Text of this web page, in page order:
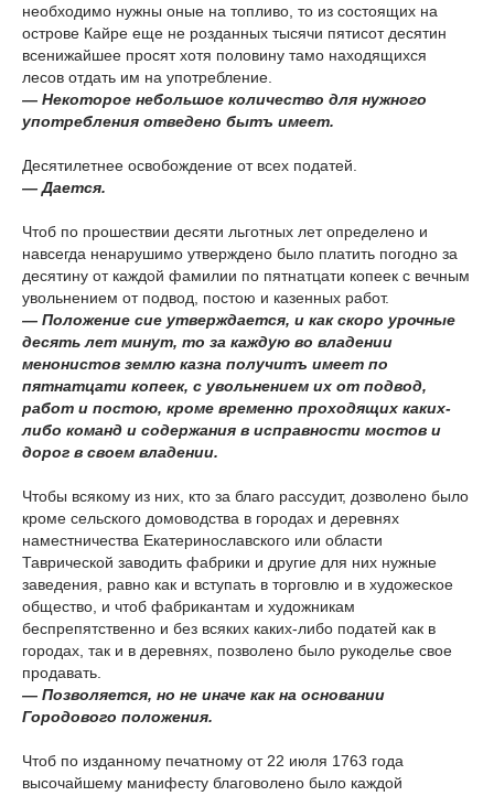
необходимо нужны оные на топливо, то из состоящих на
острове Кайре еще не розданных тысячи пятисот десятин
всенижайшее просят хотя половину тамо находящихся
лесов отдать им на употребление.
— Некоторое небольшое количество для нужного
употребления отведено бытъ имеет.
Десятилетнее освобождение от всех податей.
— Дается.
Чтоб по прошествии десяти льготных лет определено и
навсегда ненарушимо утверждено было платить погодно за
десятину от каждой фамилии по пятнатцати копеек с вечным
увольнением от подвод, постою и казенных работ.
— Положение сие утверждается, и как скоро урочные
десять лет минут, то за каждую во владении
менонистов землю казна получитъ имеет по
пятнатцати копеек, с увольнением их от подвод,
работ и постою, кроме временно проходящих каких-
либо команд и содержания в исправности мостов и
дорог в своем владении.
Чтобы всякому из них, кто за благо рассудит, дозволено было
кроме сельского домоводства в городах и деревнях
наместничества Екатеринославского или области
Таврической заводить фабрики и другие для них нужные
заведения, равно как и вступать в торговлю и в художеское
общество, и чтоб фабрикантам и художникам
беспрепятственно и без всяких каких-либо податей как в
городах, так и в деревнях, позволено было рукоделье свое
продавать.
— Позволяется, но не иначе как на основании
Городового положения.
Чтоб по изданному печатному от 22 июля 1763 года
высочайшему манифесту благоволено было каждой